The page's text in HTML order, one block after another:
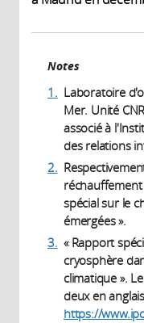
Notes
1. Laboratoire
Mer. Unité
associé à
des relations
2.
réchauffement
spécial sur le
émergées ».
3. « Rapport
cryosphère
climatique ».
deux en
https://